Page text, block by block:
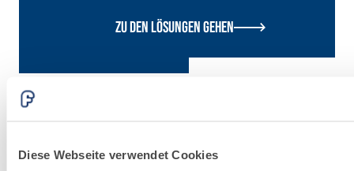
Diese Webseite verwendet Cookies
Zu den Lösungen gehen